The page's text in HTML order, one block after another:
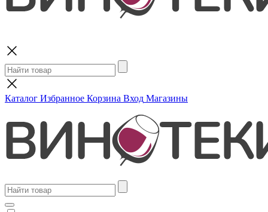
Каталог Избранное Корзина Вход Магазины